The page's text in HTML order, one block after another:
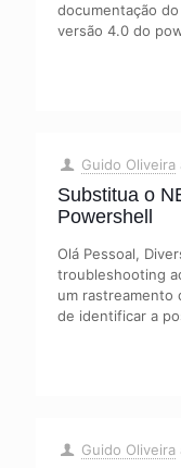
documentação
versão 4.0 do
Guido Oliveira
Substitua o
Powershell
Olá Pessoal,
troubleshooting
um rastreamento
de identificar a
Guido Oliveira